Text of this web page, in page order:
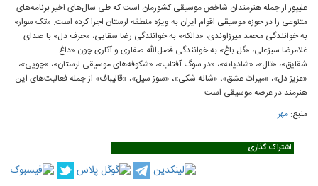
علیپور از جمله هنرمندان شاخص موسیقی کشورمان است که طی سال‌های اخیر برنامه‌های
متنوعی را در حوزه موسیقی اقوام ایران به ویژه منطقه لرستان اجرا کرده است. «تک سوار»
به خوانندگی محمد میرزاوندی، «دالکه» به خوانندگی رضا سقایی، «حرف دل» با صدای
غلامرضا سبزعلی، «گل باغ» به خوانندگی فصل‌الله صفاری و آثاری چون «داغ
شقایق»، «تال»، «شادیانه»، «در سوگ آفتاب»، «شکوفه‌های موسیقی لرستان»، «چوپی»،
«عزیز دل»، «میراث عشق»، «شانه شکی»، «سوز سیل»، «قالیباف» از جمله فعالیت‌های این
هنرمند در عرصه موسیقی است.
منبع: مهر
اشتراک گذاری